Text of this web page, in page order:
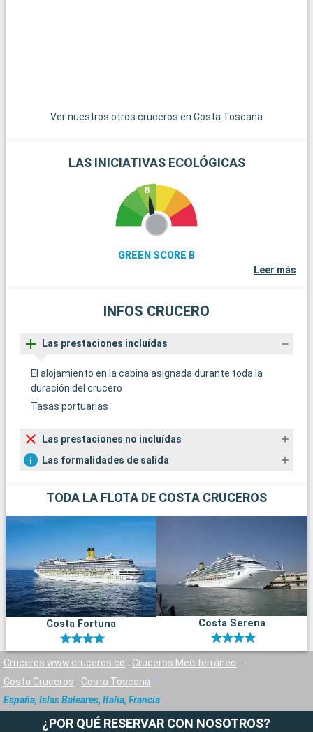
Ver nuestros otros cruceros en Costa Toscana
LAS INICIATIVAS ECOLÓGICAS
GREEN SCORE B
Leer más
INFOS CRUCERO
Las prestaciones incluídas
El alojamiento en la cabina asignada durante toda la
duración del crucero
Tasas portuarias
Las prestaciones no incluídas
Las formalidades de salida
TODA LA FLOTA DE COSTA CRUCEROS
Costa Fortuna Costa Serena
Cruceros www.cruceros.co
Cruceros Mediterráneo
Costa Cruceros
Costa Toscana
España, Islas Baleares, Italia, Francia
¿POR QUÉ RESERVAR CON NOSOTROS?